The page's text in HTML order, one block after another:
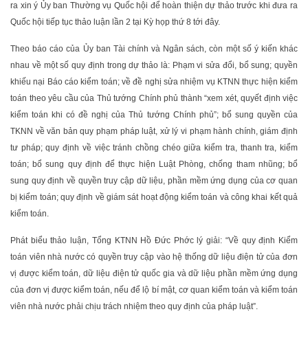
ra xin ý Ủy ban Thường vụ Quốc hội để hoàn thiện dự thảo trước khi đưa ra
Quốc hội tiếp tục thảo luận lần 2 tại Kỳ họp thứ 8 tới đây.
Theo báo cáo của Ủy ban Tài chính và Ngân sách, còn một số ý kiến khác
nhau về một số quy định trong dự thảo là: Phạm vi sửa đổi, bổ sung; quyền
khiếu nại Báo cáo kiểm toán; về đề nghị sửa nhiệm vụ KTNN thực hiện kiểm
toán theo yêu cầu của Thủ tướng Chính phủ thành “xem xét, quyết định việc
kiểm toán khi có đề nghị của Thủ tướng Chính phủ”; bổ sung quyền của
TKNN về văn bản quy phạm pháp luật, xử lý vi phạm hành chính, giám định
tư pháp; quy định về việc tránh chồng chéo giữa kiểm tra, thanh tra, kiểm
toán; bổ sung quy định để thực hiện Luật Phòng, chống tham nhũng; bổ
sung quy định về quyền truy cập dữ liệu, phần mềm ứng dụng của cơ quan
bị kiểm toán; quy định về giám sát hoạt động kiểm toán và công khai kết quả
kiểm toán.
Phát biểu thảo luận, Tổng KTNN Hồ Đức Phớc lý giải: “Về quy định Kiểm
toán viên nhà nước có quyền truy cập vào hệ thống dữ liệu điện tử của đơn
vị được kiểm toán, dữ liệu điện tử quốc gia và dữ liệu phần mềm ứng dụng
của đơn vị được kiểm toán, nếu để lộ bí mật, cơ quan kiểm toán và kiểm toán
viên nhà nước phải chịu trách nhiệm theo quy định của pháp luật”.